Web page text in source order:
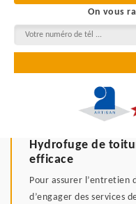
On vous
Hydrofuge de
efficace
Pour assurer
d’engager des services